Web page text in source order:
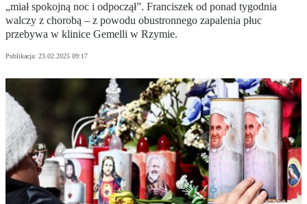
„miał spokojną noc i odpoczął”. Franciszek od ponad tygodnia
walczy z chorobą – z powodu obustronnego zapalenia płuc
przebywa w klinice Gemelli w Rzymie.
Publikacja: 23.02.2025 09:17